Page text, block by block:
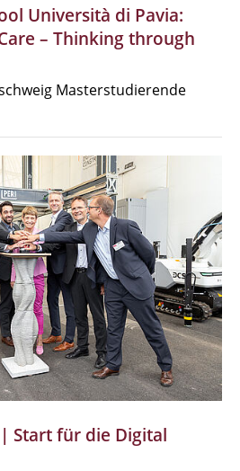
Università di Pavia:
– Thinking through
Masterstudierende
| Start für die Digital